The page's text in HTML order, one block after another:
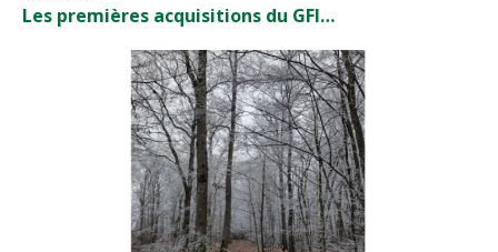
Les premières acquisitions du GFI…